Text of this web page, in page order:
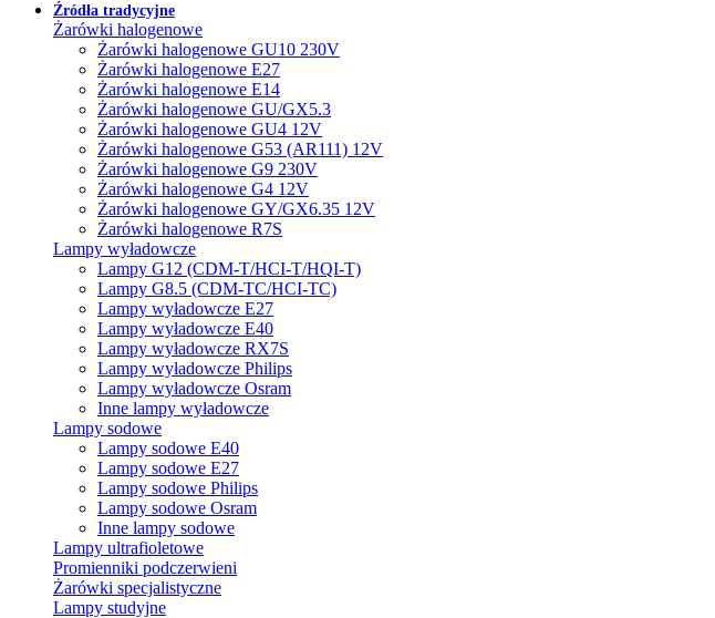
Źródła tradycyjne
Żarówki halogenowe
Żarówki halogenowe GU10 230V
Żarówki halogenowe E27
Żarówki halogenowe E14
Żarówki halogenowe GU/GX5.3
Żarówki halogenowe GU4 12V
Żarówki halogenowe G53 (AR111) 12V
Żarówki halogenowe G9 230V
Żarówki halogenowe G4 12V
Żarówki halogenowe GY/GX6.35 12V
Żarówki halogenowe R7S
Lampy wyładowcze
Lampy G12 (CDM-T/HCI-T/HQI-T)
Lampy G8.5 (CDM-TC/HCI-TC)
Lampy wyładowcze E27
Lampy wyładowcze E40
Lampy wyładowcze RX7S
Lampy wyładowcze Philips
Lampy wyładowcze Osram
Inne lampy wyładowcze
Lampy sodowe
Lampy sodowe E40
Lampy sodowe E27
Lampy sodowe Philips
Lampy sodowe Osram
Inne lampy sodowe
Lampy ultrafioletowe
Promienniki podczerwieni
Żarówki specjalistyczne
Lampy studyjne